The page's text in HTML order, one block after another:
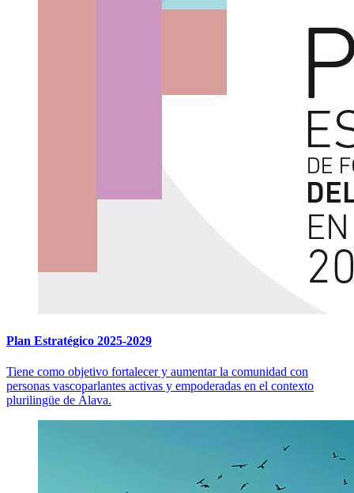
Plan Estratégico 2025-2029
Tiene como objetivo fortalecer y aumentar la comunidad con
personas vascoparlantes activas y empoderadas en el contexto
plurilingüe de Álava.